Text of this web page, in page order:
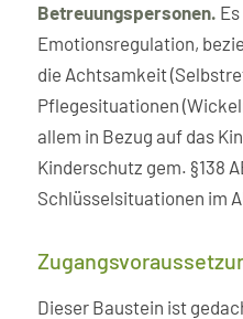
Betreuungspersonen.
Emotionsregulation,
die Achtsamkeit
Pflegesituationen
allem in Bezug auf das
Kinderschutz gem. §138
Schlüsselsituationen im
Dieser Baustein ist